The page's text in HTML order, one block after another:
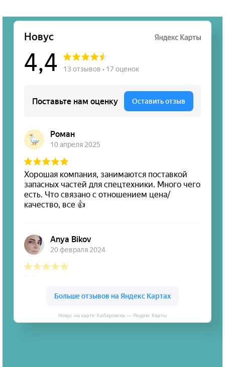
Новус на карте Хабаровска — Яндекс Карты